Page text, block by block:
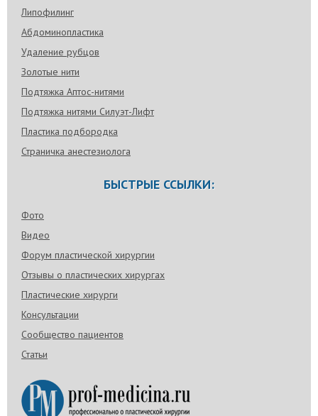
Липофилинг
Абдоминопластика
Удаление рубцов
Золотые нити
Подтяжка Аптос-нитями
Подтяжка нитями Силуэт-Лифт
Пластика подбородка
Страничка анестезиолога
БЫСТРЫЕ ССЫЛКИ:
Фото
Видео
Форум пластической хирургии
Отзывы о пластических хирургах
Пластические хирурги
Консультации
Сообщество пациентов
Статьи